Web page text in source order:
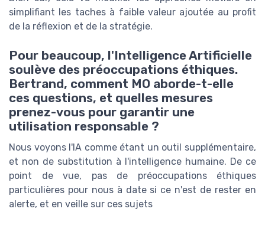
simplifiant les taches à faible valeur ajoutée au profit
de la réflexion et de la stratégie.
Pour beaucoup, l'Intelligence Artificielle
soulève des préoccupations éthiques.
Bertrand, comment MO aborde-t-elle
ces questions, et quelles mesures
prenez-vous pour garantir une
utilisation responsable ?
Nous voyons l'IA comme étant un outil supplémentaire,
et non de substitution à l'intelligence humaine. De ce
point de vue, pas de préoccupations éthiques
particulières pour nous à date si ce n'est de rester en
alerte, et en veille sur ces sujets